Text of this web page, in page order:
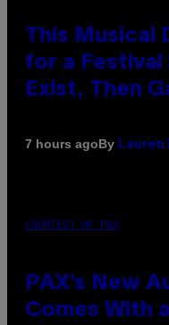
This Musical
for a Festival
Exist, Then
7 hours agoBy Lauren
COURTESY OF PAX
PAX’s New
Comes With